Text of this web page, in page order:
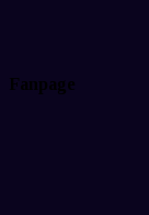
Fanpage